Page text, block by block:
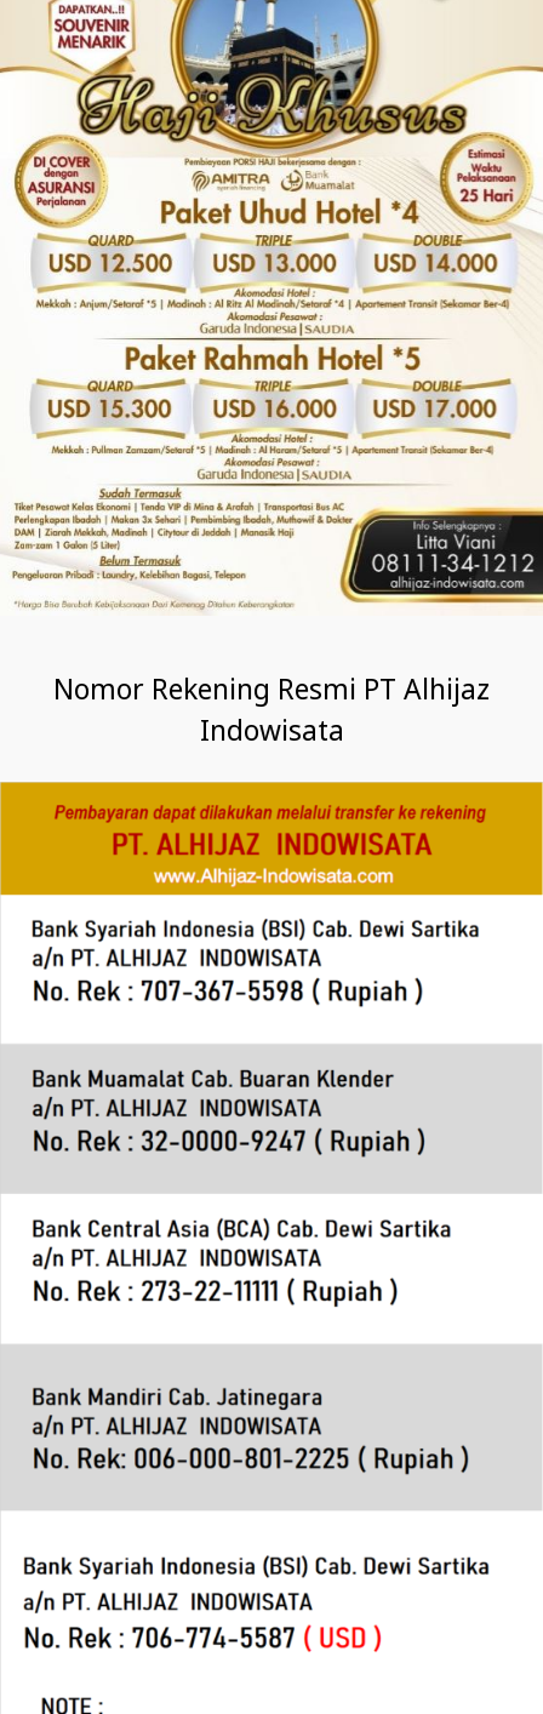
Nomor Rekening Resmi PT Alhijaz
Indowisata